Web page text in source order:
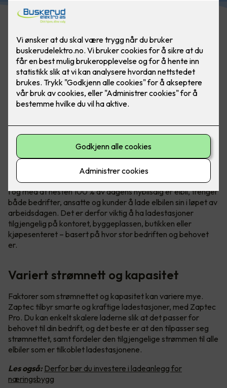
Med Zaptec Pro kan du enkelt oppskalere antall
ladestasjoner om behovet øker. Tilgjengelighet for
ansatte og kunder blir bare viktigere. Foto: Marthe Thu
I og med at nesten 100 % av dagens nybilsalg er elbil, trenger
både bedrifter, ansatte og kunder å lade elbilen sin i løpet av
arbeidsdagen. Det er derfor viktig å ha ladestasjoner
tilgjengelig på kontoret, byggeplassen, butikken eller
kjøpesenteret – basert på hvor stor bedriften og behovet
er.
Variert strømnett og kapasitet
Faktorer som strømnettet og kapasitet kan variere mye.
Zaptec tilbyr smarte og kraftige ladestasjoner, med Zaptec
Pro. Du kan enkelt skalere laderne slik at det passer for
behovet til din bedrift, og det beste er at den tilpasser seg
strømnettet, samt fordeler den tilgjengelige strømmen til alle
elbiler som er tilkoblet ladestasjonene.
Les også: Derfor bør du investere i ladeanlegg for
næringsbygg